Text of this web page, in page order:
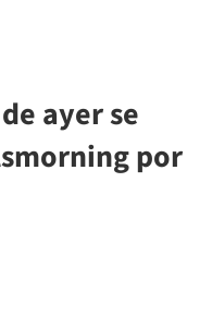
ayer se
por